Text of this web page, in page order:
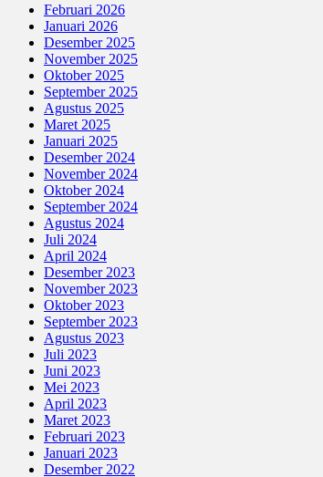
Februari 2026
Januari 2026
Desember 2025
November 2025
Oktober 2025
September 2025
Agustus 2025
Maret 2025
Januari 2025
Desember 2024
November 2024
Oktober 2024
September 2024
Agustus 2024
Juli 2024
April 2024
Desember 2023
November 2023
Oktober 2023
September 2023
Agustus 2023
Juli 2023
Juni 2023
Mei 2023
April 2023
Maret 2023
Februari 2023
Januari 2023
Desember 2022